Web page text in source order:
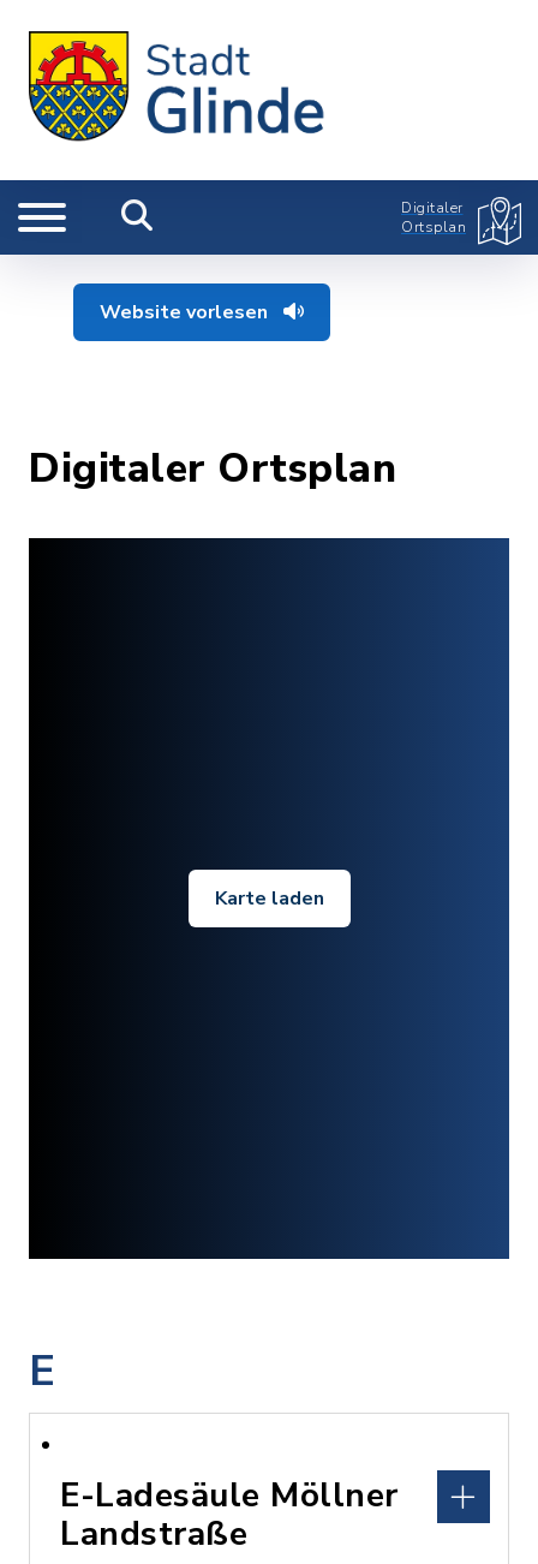
Digitaler
Ortsplan
Website vorlesen
Digitaler Ortsplan
Karte laden
E
E-Ladesäule Möllner
Landstraße